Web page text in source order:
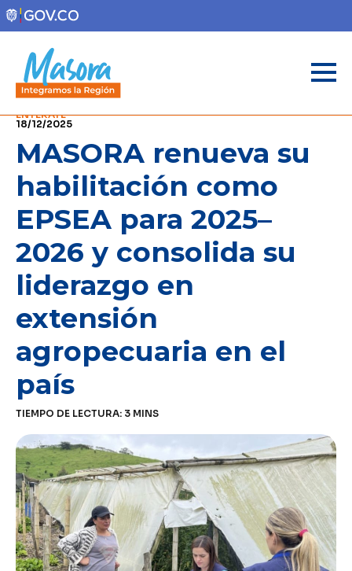
ENTÉRATE
18/12/2025
MASORA renueva su
habilitación como
EPSEA para 2025–
2026 y consolida su
liderazgo en
extensión
agropecuaria en el
país
TIEMPO DE LECTURA: 3 MINS